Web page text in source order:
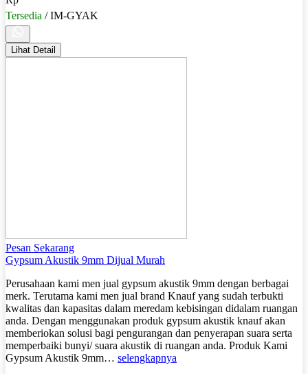
Tersedia / IM-GYAK
Lihat Detail
Pesan Sekarang
Gypsum Akustik 9mm Dijual Murah
Perusahaan kami men jual gypsum akustik 9mm dengan berbagai
merk. Terutama kami men jual brand Knauf yang sudah terbukti
kwalitas dan kapasitas dalam meredam kebisingan didalam ruangan
anda. Dengan menggunakan produk gypsum akustik knauf akan
memberiokan solusi bagi pengurangan dan penyerapan suara serta
memperbaiki bunyi/ suara akustik di ruangan anda. Produk Kami
Gypsum Akustik 9mm… selengkapnya